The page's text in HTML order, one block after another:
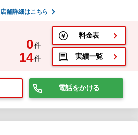
店舗詳細はこちら
0件
14件
料金表
実績一覧
電話をかける